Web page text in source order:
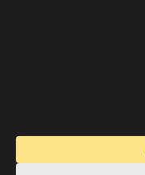
Services